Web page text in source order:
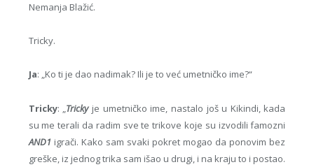
Nemanja Blažić.
Tricky.
Ja: „Ko ti je dao nadimak? Ili je to već umetničko ime?“
Tricky: „Trickyje umetničko ime, nastalo još u Kikindi, kada
su me terali da radim sve te trikove koje su izvodili famozni
AND1 igrači. Kako sam svaki pokret mogao da ponovim bez
greške, iz jednog trika sam išao u drugi, i na kraju to i postao.